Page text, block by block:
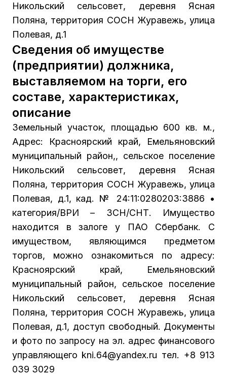
Никольский сельсовет, деревня Ясная
Поляна, территория СОСН Журавежь, улица
Полевая, д.1
Сведения об имуществе
(предприятии) должника,
выставляемом на торги, его
составе, характеристиках,
описание
Земельный участок, площадью 600 кв. м.,
Адрес: Красноярский край, Емельяновский
муниципальный район,, сельское поселение
Никольский сельсовет, деревня Ясная
Поляна, территория СОСН Журавежь, улица
Полевая, д.1, кад. № 24:11:0280203:3886 •
категория/ВРИ – ЗСН/СНТ. Имущество
находится в залоге у ПАО Сбербанк. С
имуществом, являющимся предметом
торгов, можно ознакомиться по адресу:
Красноярский край, Емельяновский
муниципальный район, сельское поселение
Никольский сельсовет, деревня Ясная
Поляна, территория СОСН Журавежь, улица
Полевая, д.1, доступ свободный. Документы
и фото по запросу на эл. адрес финансового
управляющего kni.64@yandex.ru тел. +8 913
039 3029